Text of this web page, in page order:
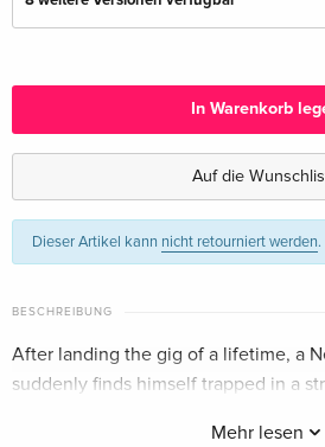
Deutsch
Limited Edition, Steelbook, 2 Blu-rays
Standard Edition — (ausgewählt)
Englisch · UK Version
4K Ultra HD + Blu-ray
Classique
In Warenkorb
Auf die
Dieser Artikel kann nicht retourniert werden.
BESCHREIBUNG
Mehr lesen
After landing the gig of a lifetime, a
suddenly finds himself trapped in a